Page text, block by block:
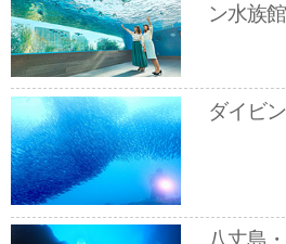
ン水族館
ダイビ